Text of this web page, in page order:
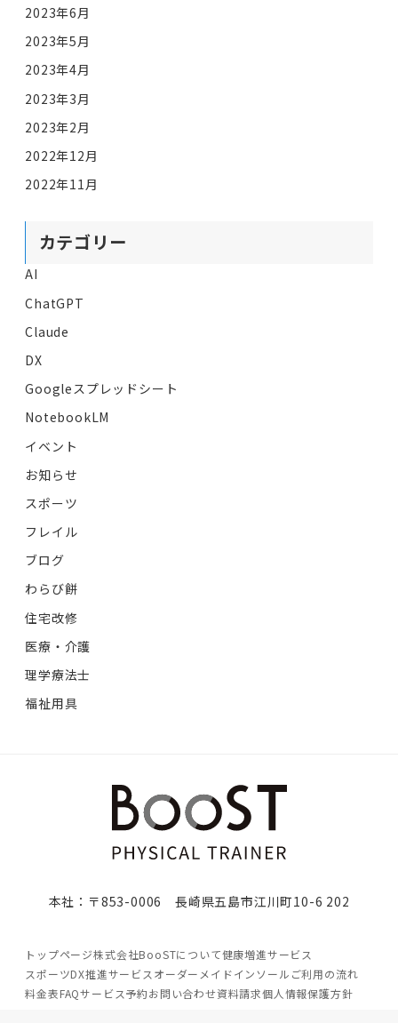
2023年6月
2023年5月
2023年4月
2023年3月
2023年2月
2022年12月
2022年11月
カテゴリー
AI
ChatGPT
Claude
DX
Googleスプレッドシート
NotebookLM
イベント
お知らせ
スポーツ
フレイル
ブログ
わらび餅
住宅改修
医療・介護
理学療法士
福祉用具
本社：〒853-0006 長崎県五島市江川町10-6 202
トップページ株式会社BooSTについて健康増進サービス
スポーツDX推進サービス オーダーメイドインソール ご利用の流れ
料金表FAQサービス予約お問い合わせ資料請求個人情報保護方針